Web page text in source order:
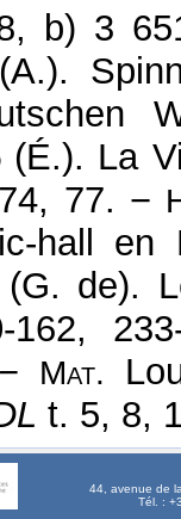
b) 3
(É.). La
77. −
hall
(G. de).
162,
Mat.
t. 5, 8,
44, avenue de
Tél. :